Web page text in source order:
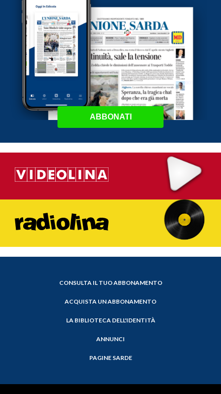
ABBONATI
CONSULTA IL TUO ABBONAMENTO
ACQUISTA UN ABBONAMENTO
LA BIBLIOTECA DELL'IDENTITÀ
ANNUNCI
PAGINE SARDE